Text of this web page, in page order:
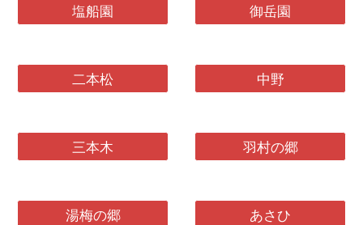
塩船園 御岳園
二本松 中野
三本木 羽村の郷
湯梅の郷 あさひ